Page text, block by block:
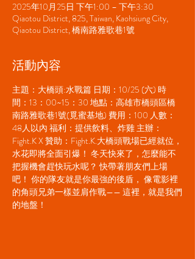
2025年10月25日 下午1:00 – 下午3:30
Qiaotou District, 825, Taiwan, Kaohsiung City,
Qiaotou District, 橋南路雅歌巷1號
活動內容
主題：大橋頭:水戰篇 日期：10/25 (六) 時
間：13：00~15：30 地點：高雄市橋頭區橋
南路雅歌巷1號(覓蜜基地) 費用：100 人數：
48人以內 福利：提供飲料、炸雞 主辦：
Fight.K X 贊助：Fight.K.大橋頭戰場已經就位，
水花即將全面引爆！ 冬天快來了，怎麼能不
把握機會趕快玩水呢？ 快帶著朋友們上場
吧！ 你的隊友就是你最強的後盾， 像電影裡
的角頭兄弟一樣並肩作戰—— 這裡，就是我們
的地盤！